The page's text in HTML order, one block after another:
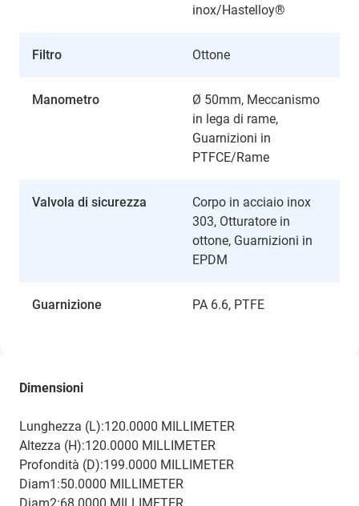
inox/Hastelloy®
Filtro Ottone
Manometro
Ø 50mm, Meccanismo
in lega di rame,
Guarnizioni in
PTFCE/Rame
Valvola di sicurezza
Corpo in acciaio inox
303, Otturatore in
ottone, Guarnizioni in
EPDM
Guarnizione PA 6.6, PTFE
Dimensioni
Lunghezza (L):120.0000 MILLIMETER
Altezza (H):120.0000 MILLIMETER
Profondità (D):199.0000 MILLIMETER
Diam1:50.0000 MILLIMETER